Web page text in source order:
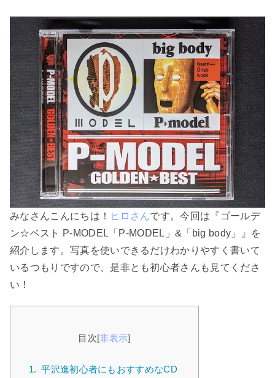
みなさんこんにちは！ ヒロさんです。今回は『ゴールデ
ン☆ベスト P-MODEL「P-MODEL」&「big body」』を
紹介します。写真を使いできるだけわかりやすく書いて
いるつもりですので、是非とも初心者さんも見てくださ
い！
目次[非表示]
1. 平沢進初心者にもおすすめなCD